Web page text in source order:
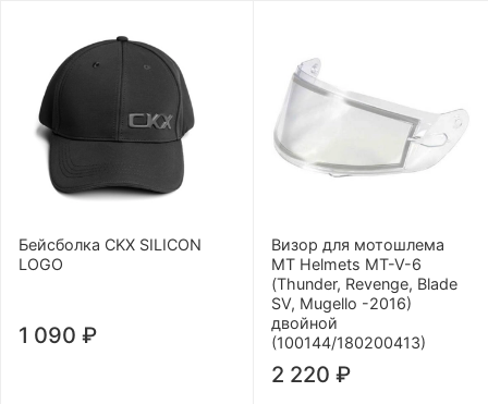
Бейсболка CKX SILICON
LOGO
1 090 ₽
Визор для мотошлема
MT Helmets MT-V-6
(Thunder, Revenge, Blade
SV, Mugello -2016)
двойной
(100144/180200413)
2 220 ₽